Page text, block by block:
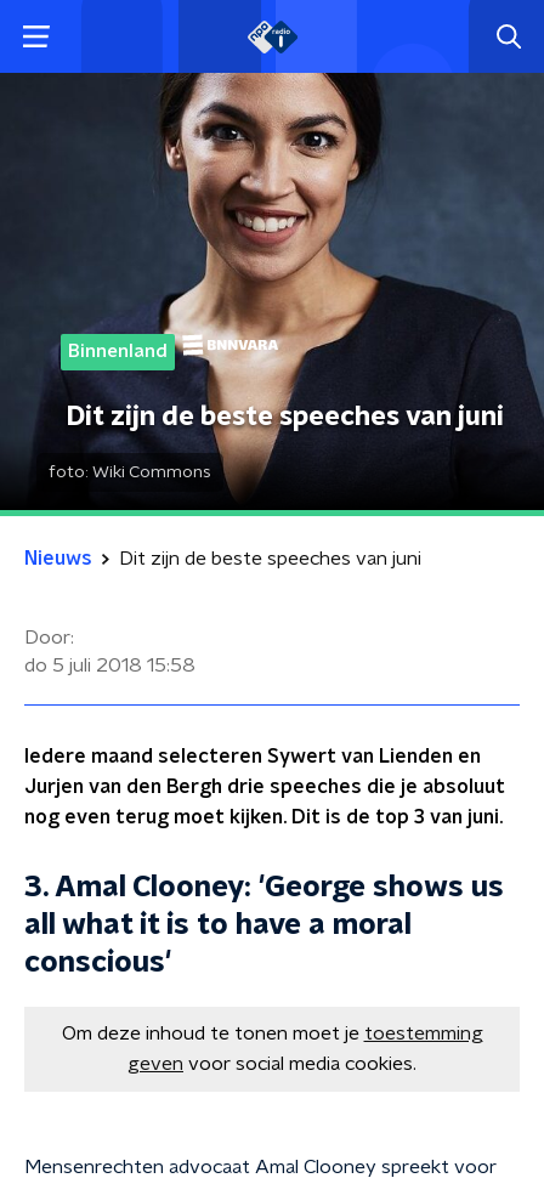
Binnenland
Dit zijn de beste speeches van juni
foto: Wiki Commons
Nieuws Dit zijn de beste speeches van juni
Door:
do 5 juli 2018 15:58
Iedere maand selecteren Sywert van Lienden en
Jurjen van den Bergh drie speeches die je absoluut
nog even terug moet kijken. Dit is de top 3 van juni.
3. Amal Clooney: 'George shows us
all what it is to have a moral
conscious'
Om deze inhoud te tonen moet je toestemming
geven voor social media cookies.
Mensenrechten advocaat Amal Clooney spreekt voor